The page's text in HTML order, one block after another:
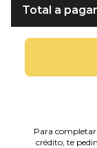
Total a pagar
Para
crédito, te